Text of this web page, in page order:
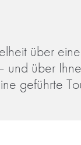
über
über
geführte